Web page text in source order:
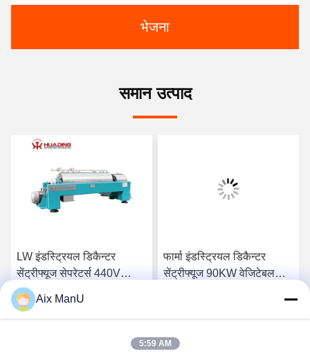
भेजना
समान उत्पाद
LW इंडस्ट्रियल डिकैन्टर
सेंट्रीफ्यूज सेपरेटर्स 440V
सॉलिड लिक्विड
सबसे अच्छी कीमत पाएं
फार्मा इंडस्ट्रियल डिकैन्टर
सेंट्रीफ्यूज 90KW वेजिटेबल
सबसे अच्छी कीमत पाएं
Aix ManU
5:59 AM